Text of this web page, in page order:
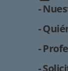
-
-
-
-